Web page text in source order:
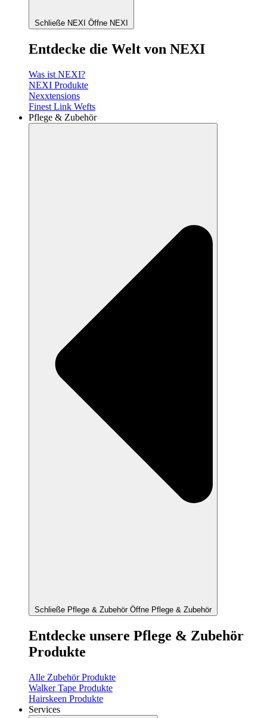
Schließe NEXI Öffne NEXI
Entdecke die Welt von NEXI
Was ist NEXI?
NEXI Produkte
Nexxtensions
Finest Link Wefts
Pflege & Zubehör
Schließe Pflege & Zubehör Öffne Pflege & Zubehör
Entdecke unsere Pflege & Zubehör
Produkte
Alle Zubehör Produkte
Walker Tape Produkte
Hairskeen Produkte
Services